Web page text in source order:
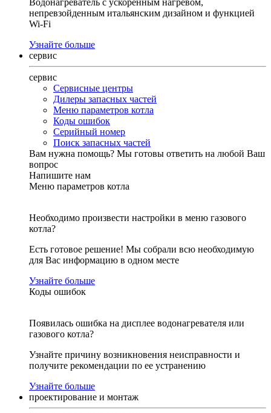
Водонагреватель с ускоренным нагревом,
непревзойденным итальянским дизайном и функцией
Wi-Fi
Узнайте больше
сервис
сервис
Сервисные центры
Дилеры запасных частей
Меню параметров котла
Коды ошибок
Серийный номер
Поиск запасных частей
Вам нужна помощь? Мы готовы ответить на любой Ваш
вопрос
Напишите нам
Меню параметров котла
Необходимо произвести настройки в меню газового
котла?
Есть готовое решение! Мы собрали всю необходимую
для Вас информацию в одном месте
Узнайте больше
Коды ошибок
Появилась ошибка на дисплее водонагревателя или
газового котла?
Узнайте причину возникновения неисправности и
получите рекомендации по ее устранению
Узнайте больше
проектирование и монтаж